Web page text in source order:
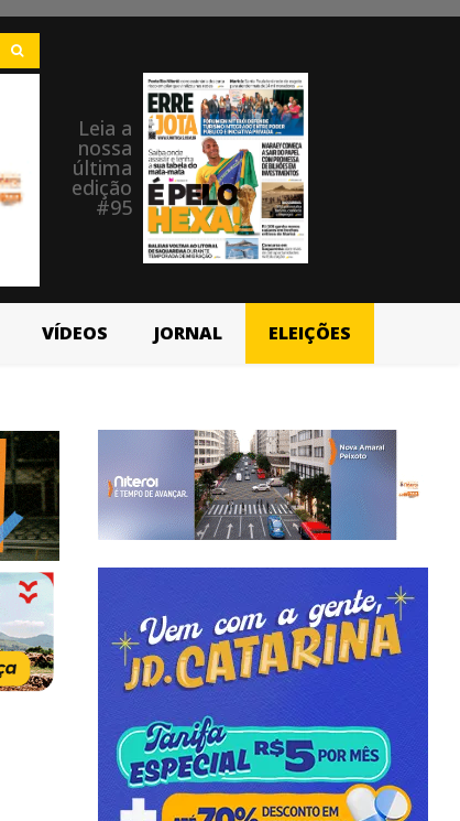
Leia a
nossa
última
edição
#95
VÍDEOS JORNAL ELEIÇÕES